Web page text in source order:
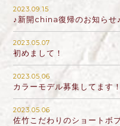
2023.09.15
♪新開china復帰のお知らせ♪
2023.05.07
初めまして！
2023.05.06
カラーモデル募集してます！
2023.05.06
佐竹こだわりのショートボ